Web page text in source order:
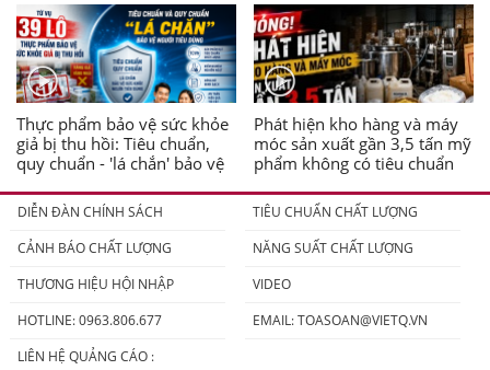
Thực phẩm bảo vệ sức khỏe
giả bị thu hồi: Tiêu chuẩn,
quy chuẩn - 'lá chắn' bảo vệ
Phát hiện kho hàng và máy
móc sản xuất gần 3,5 tấn mỹ
phẩm không có tiêu chuẩn
DIỄN ĐÀN CHÍNH SÁCH
TIÊU CHUẨN CHẤT LƯỢNG
CẢNH BÁO CHẤT LƯỢNG
NĂNG SUẤT CHẤT LƯỢNG
THƯƠNG HIỆU HỘI NHẬP
VIDEO
HOTLINE: 0963.806.677
EMAIL:TOASOAN@VIETQ.VN
LIÊN HỆ QUẢNG CÁO :